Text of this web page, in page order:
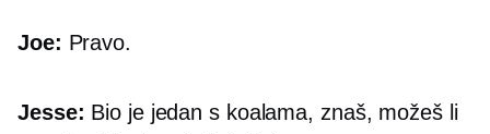
Joe: Pravo.
Jesse: Bio je jedan s koalama, znaš, možeš li